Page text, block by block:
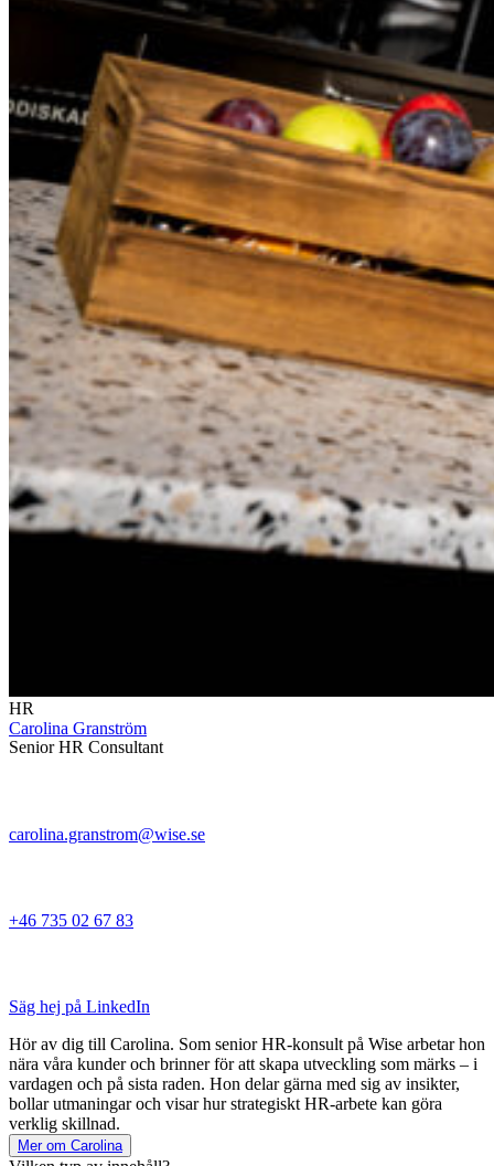
HR
Carolina Granström
Senior HR Consultant
carolina.granstrom@wise.se
+46 735 02 67 83
Säg hej på LinkedIn
Hör av dig till Carolina. Som senior HR-konsult på Wise arbetar hon
nära våra kunder och brinner för att skapa utveckling som märks – i
vardagen och på sista raden. Hon delar gärna med sig av insikter,
bollar utmaningar och visar hur strategiskt HR-arbete kan göra
verklig skillnad.
Mer om Carolina